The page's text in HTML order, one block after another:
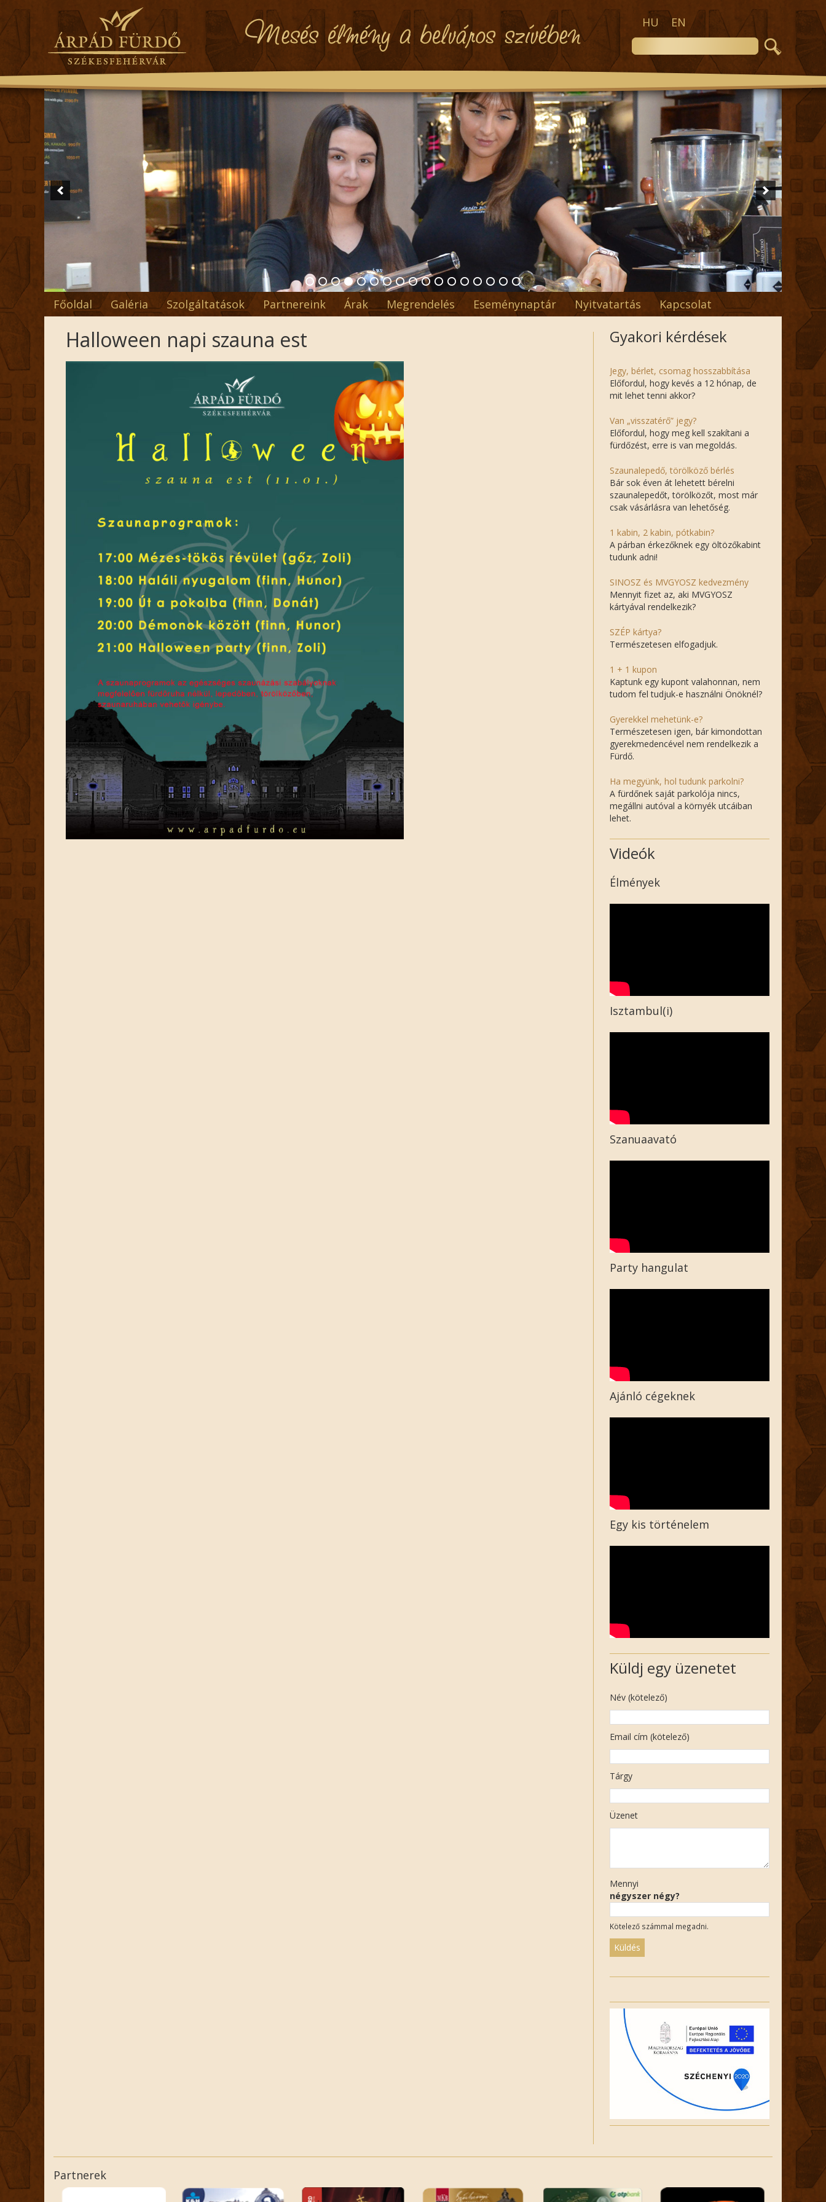
HU EN
Főoldal Galéria Szolgáltatások Partnereink Árak Megrendelés Eseménynaptár Nyitvatartás Kapcsolat
Halloween napi szauna est Gyakori kérdések
Jegy, bérlet, csomag hosszabbítása
Előfordul, hogy kevés a 12 hónap, de
mit lehet tenni akkor?
Van „visszatérő” jegy?
Előfordul, hogy meg kell szakítani a
fürdőzést, erre is van megoldás.
Szaunalepedő, törölköző bérlés
Bár sok éven át lehetett bérelni
szaunalepedőt, törölközőt, most már
csak vásárlásra van lehetőség.
1 kabin, 2 kabin, pótkabin?
A párban érkezőknek egy öltözőkabint
tudunk adni!
SINOSZ és MVGYOSZ kedvezmény
Mennyit fizet az, aki MVGYOSZ
kártyával rendelkezik?
SZÉP kártya?
Természetesen elfogadjuk.
1 + 1 kupon
Kaptunk egy kupont valahonnan, nem
tudom fel tudjuk-e használni Önöknél?
Gyerekkel mehetünk-e?
Természetesen igen, bár kimondottan
gyerekmedencével nem rendelkezik a
Fürdő.
Ha megyünk, hol tudunk parkolni?
A fürdőnek saját parkolója nincs,
megállni autóval a környék utcáiban
lehet.
Videók
Élmények
Isztambul(i)
Szanuaavató
Party hangulat
Ajánló cégeknek
Egy kis történelem
Küldj egy üzenetet
Név (kötelező)
Email cím (kötelező)
Tárgy
Üzenet
Mennyi
négyszer négy?
Kötelező számmal megadni.
field
empty.
Partnerek